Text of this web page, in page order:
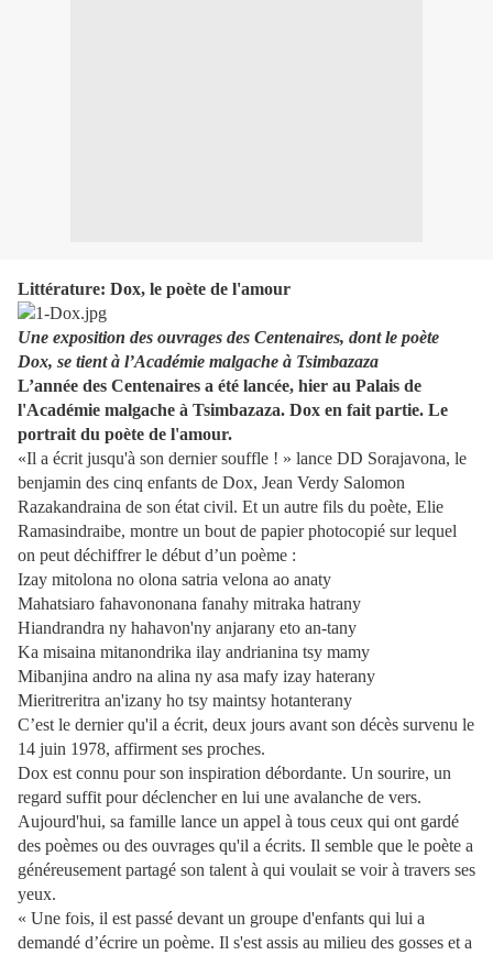
Littérature: Dox, le poète de l'amour
Une exposition des ouvrages des Centenaires, dont le poète
Dox, se tient à l’Académie malgache à Tsimbazaza
L’année des Centenaires a été lancée, hier au Palais de
l'Académie malgache à Tsimbazaza. Dox en fait partie. Le
portrait du poète de l'amour.
«Il a écrit jusqu'à son dernier souffle ! » lance DD Sorajavona, le
benjamin des cinq enfants de Dox, Jean Verdy Salomon
Razakandraina de son état civil. Et un autre fils du poète, Elie
Ramasindraibe, montre un bout de papier photocopié sur lequel
on peut déchiffrer le début d’un poème :
Izay mitolona no olona satria velona ao anaty
Mahatsiaro fahavononana fanahy mitraka hatrany
Hiandrandra ny hahavon'ny anjarany eto an-tany
Ka misaina mitanondrika ilay andrianina tsy mamy
Mibanjina andro na alina ny asa mafy izay haterany
Mieritreritra an'izany ho tsy maintsy hotanterany
C’est le dernier qu'il a écrit, deux jours avant son décès survenu le
14 juin 1978, affirment ses proches.
Dox est connu pour son inspiration débordante. Un sourire, un
regard suffit pour déclencher en lui une avalanche de vers.
Aujourd'hui, sa famille lance un appel à tous ceux qui ont gardé
des poèmes ou des ouvrages qu'il a écrits. Il semble que le poète a
généreusement partagé son talent à qui voulait se voir à travers ses
yeux.
« Une fois, il est passé devant un groupe d'enfants qui lui a
demandé d’écrire un poème. Il s'est assis au milieu des gosses et a